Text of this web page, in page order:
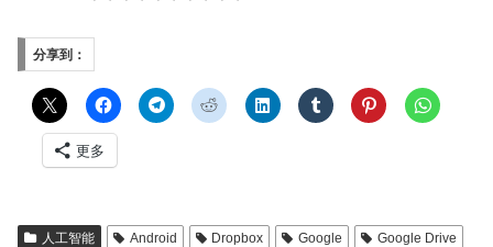
分享到：
更多
人工智能 Android Dropbox Google
Google Drive